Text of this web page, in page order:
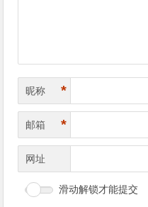
昵称 *
邮箱 *
网址
滑动解锁才能提交